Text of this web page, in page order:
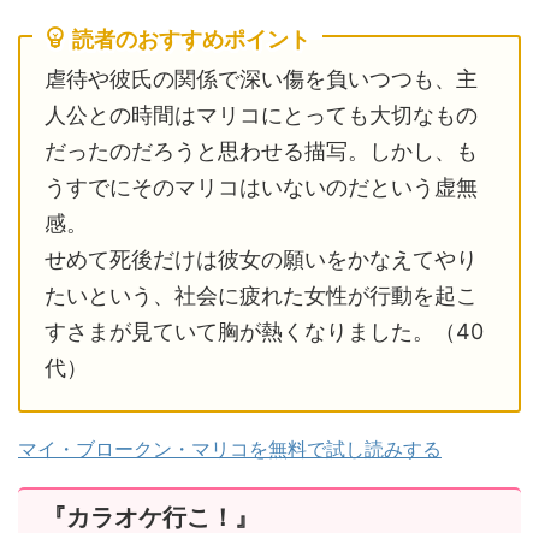
読者のおすすめポイント
虐待や彼氏の関係で深い傷を負いつつも、主
人公との時間はマリコにとっても大切なもの
だったのだろうと思わせる描写。しかし、も
うすでにそのマリコはいないのだという虚無
感。
せめて死後だけは彼女の願いをかなえてやり
たいという、社会に疲れた女性が行動を起こ
すさまが見ていて胸が熱くなりました。（40
代）
マイ・ブロークン・マリコを無料で試し読みする
『カラオケ行こ！』